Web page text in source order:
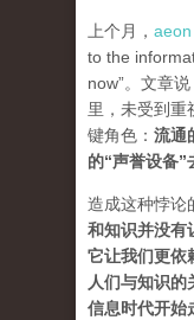
上个月，
to the
now”。文章
里，未受到重
键角色： 流通
的“声誉设备”
造成这种悖论
和知识并没有
它让我们更依
人们与知识
信息时代开始